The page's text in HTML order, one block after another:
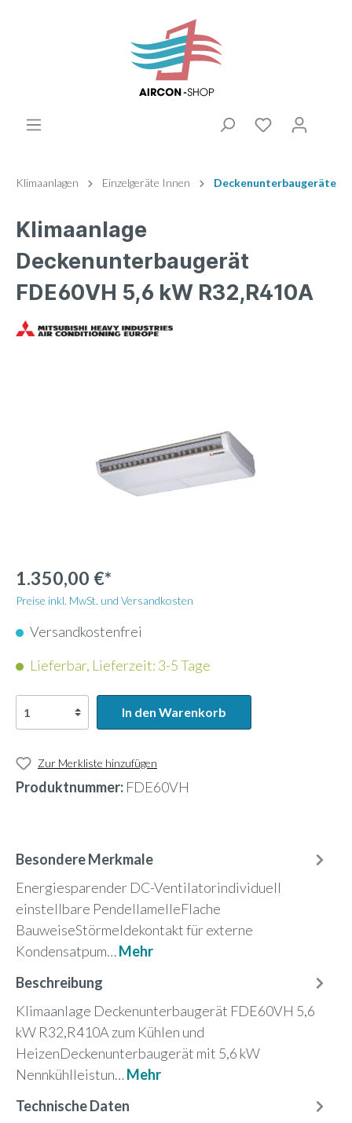
Klimaanlagen Einzelgeräte Innen Deckenunterbaugeräte
Klimaanlage
Deckenunterbaugerät
FDE60VH 5,6 kW R32,R410A
1.350,00 €*
Preise inkl. MwSt. und Versandkosten
Versandkostenfrei
Lieferbar, Lieferzeit: 3-5 Tage
In den Warenkorb
Zur Merkliste hinzufügen
Produktnummer: FDE60VH
Besondere Merkmale
Energiesparender DC-Ventilatorindividuell
einstellbare PendellamelleFlache
BauweiseStörmeldekontakt für externe
Kondensatpum…Mehr
Beschreibung
Klimaanlage Deckenunterbaugerät FDE60VH 5,6
kW R32,R410A zum Kühlen und
HeizenDeckenunterbaugerät mit 5,6 kW
Nennkühlleistun…Mehr
Technische Daten